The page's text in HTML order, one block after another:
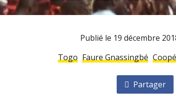
Publié le 19 décembre
Togo Faure Gnassingbé
Partager